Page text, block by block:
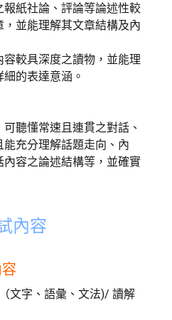
報紙社論、評論等論述性較
並能理解其文章結構及內
容較具深度之讀物，並能理
的表達意涵。
可聽懂常速且連貫之對話、
充分理解話題走向、內
內容之論述結構等，並確實
內容
文字、語彙、文法)/ 讀解